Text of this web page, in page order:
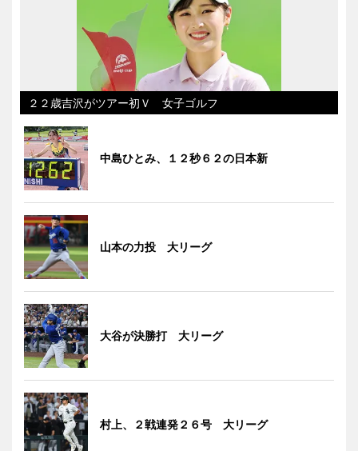
２２歳吉沢がツアー初Ｖ 女子ゴルフ
中島ひとみ、１２秒６２の日本新
山本の力投 大リーグ
大谷が決勝打 大リーグ
村上、２戦連発２６号 大リーグ